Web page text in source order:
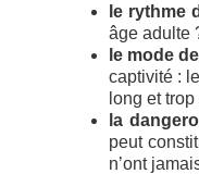
le rythme
âge adulte
le mode
captivité :
long et
la
peut
n’ont